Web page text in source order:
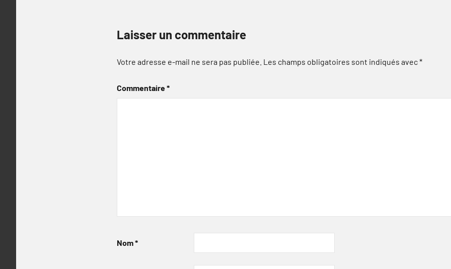
Laisser un commentaire
Votre adresse e-mail ne sera pas publiée. Les champs obligatoires sont indiqués avec*
Commentaire*
Nom*